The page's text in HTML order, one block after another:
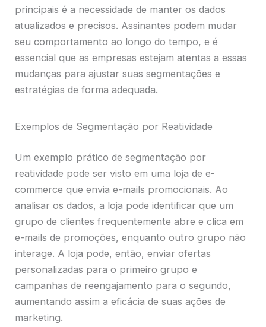
principais é a necessidade de manter os dados
atualizados e precisos. Assinantes podem mudar
seu comportamento ao longo do tempo, e é
essencial que as empresas estejam atentas a essas
mudanças para ajustar suas segmentações e
estratégias de forma adequada.
Exemplos de Segmentação por Reatividade
Um exemplo prático de segmentação por
reatividade pode ser visto em uma loja de e-
commerce que envia e-mails promocionais. Ao
analisar os dados, a loja pode identificar que um
grupo de clientes frequentemente abre e clica em
e-mails de promoções, enquanto outro grupo não
interage. A loja pode, então, enviar ofertas
personalizadas para o primeiro grupo e
campanhas de reengajamento para o segundo,
aumentando assim a eficácia de suas ações de
marketing.